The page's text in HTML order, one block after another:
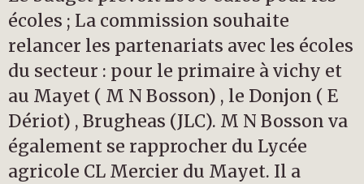
écoles ; La commission souhaite
relancer les partenariats avec les écoles
du secteur : pour le primaire à vichy et
au Mayet ( M N Bosson) , le Donjon ( E
Dériot) , Brugheas (JLC). M N Bosson va
également se rapprocher du Lycée
agricole CL Mercier du Mayet. Il a